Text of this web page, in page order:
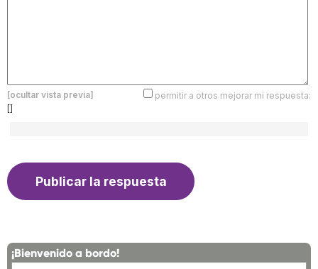
[ocultar vista previa]
permitir a otros mejorar mi respuesta:
[]
¡Bienvenido a bordo!